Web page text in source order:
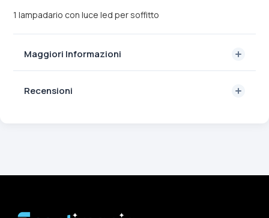
1 lampadario con luce led per soffitto
Maggiori Informazioni
Recensioni